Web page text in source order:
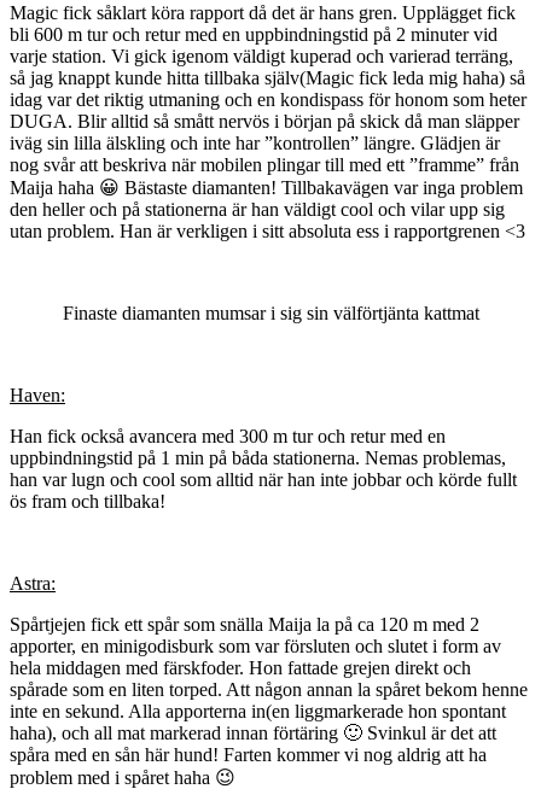
Magic fick såklart köra rapport då det är hans gren. Upplägget fick
bli 600 m tur och retur med en uppbindningstid på 2 minuter vid
varje station. Vi gick igenom väldigt kuperad och varierad terräng,
så jag knappt kunde hitta tillbaka själv(Magic fick leda mig haha) så
idag var det riktig utmaning och en kondispass för honom som heter
DUGA. Blir alltid så smått nervös i början på skick då man släpper
iväg sin lilla älskling och inte har ”kontrollen” längre. Glädjen är
nog svår att beskriva när mobilen plingar till med ett ”framme” från
Maija haha 😀 Bästaste diamanten! Tillbakavägen var inga problem
den heller och på stationerna är han väldigt cool och vilar upp sig
utan problem. Han är verkligen i sitt absoluta ess i rapportgrenen <3
Finaste diamanten mumsar i sig sin välförtjänta kattmat
Haven:
Han fick också avancera med 300 m tur och retur med en
uppbindningstid på 1 min på båda stationerna. Nemas problemas,
han var lugn och cool som alltid när han inte jobbar och körde fullt
ös fram och tillbaka!
Astra:
Spårtjejen fick ett spår som snälla Maija la på ca 120 m med 2
apporter, en minigodisburk som var försluten och slutet i form av
hela middagen med färskfoder. Hon fattade grejen direkt och
spårade som en liten torped. Att någon annan la spåret bekom henne
inte en sekund. Alla apporterna in(en liggmarkerade hon spontant
haha), och all mat markerad innan förtäring 🙂 Svinkul är det att
spåra med en sån här hund! Farten kommer vi nog aldrig att ha
problem med i spåret haha 😉